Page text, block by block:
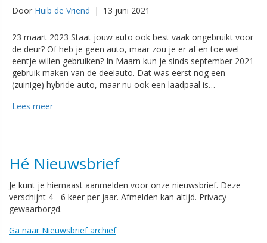
Door Huib de Vriend | 13 juni 2021
23 maart 2023 Staat jouw auto ook best vaak ongebruikt voor
de deur? Of heb je geen auto, maar zou je er af en toe wel
eentje willen gebruiken? In Maarn kun je sinds september 2021
gebruik maken van de deelauto. Dat was eerst nog een
(zuinige) hybride auto, maar nu ook een laadpaal is…
Lees meer
Hé Nieuwsbrief
Je kunt je hiernaast aanmelden voor onze nieuwsbrief. Deze
verschijnt 4 - 6 keer per jaar. Afmelden kan altijd. Privacy
gewaarborgd.
Ga naar Nieuwsbrief archief